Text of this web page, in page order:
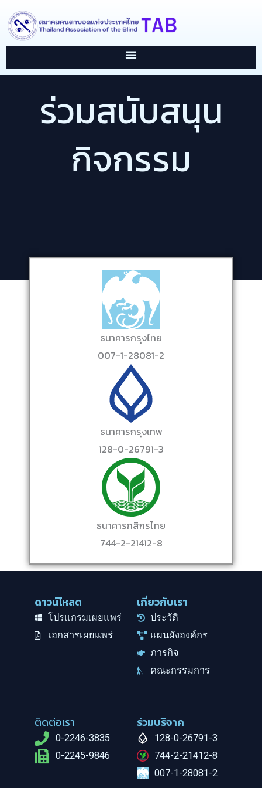
content
Skip
to
content
ร่วมสนับสนุน
กิจกรรม
ธนาคารกรุงไทย
007-1-28081-2
ธนาคารกรุงเทพ
128-0-26791-3
ธนาคารกสิกรไทย
744-2-21412-8
ดาวน์โหลด
โปรแกรมเผยแพร่
เอกสารเผยแพร่
เกี่ยวกับเรา
ประวัติ
แผนผังองค์กร
ภารกิจ
คณะกรรมการ
ติดต่อเรา
0-2246-3835
0-2245-9846
ร่วมบริจาค
128-0-26791-3
744-2-21412-8
007-1-28081-2